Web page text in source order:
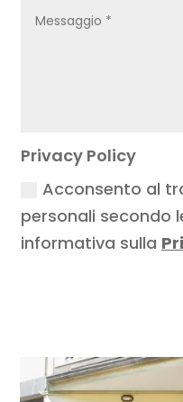
Privacy Policy
Acconsento al
personali secondo
informativa sulla